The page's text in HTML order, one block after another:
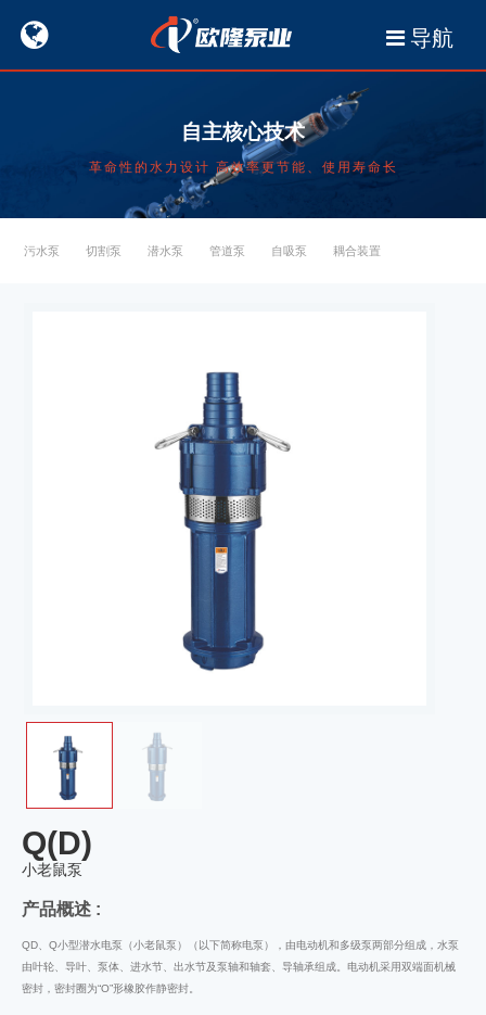
导航
自主核心技术
革命性的水力设计 高效率更节能、使用寿命长
污水泵 切割泵 潜水泵 管道泵 自吸泵 耦合装置
Q(D)
小老鼠泵
产品概述 :
QD、Q小型潜水电泵（小老鼠泵）（以下简称电泵），由电动机和多级泵两部分组成，水泵
由叶轮、导叶、泵体、进水节、出水节及泵轴和轴套、导轴承组成。电动机采用双端面机械
密封，密封圈为“O”形橡胶作静密封。